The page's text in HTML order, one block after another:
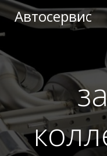
Автосервис